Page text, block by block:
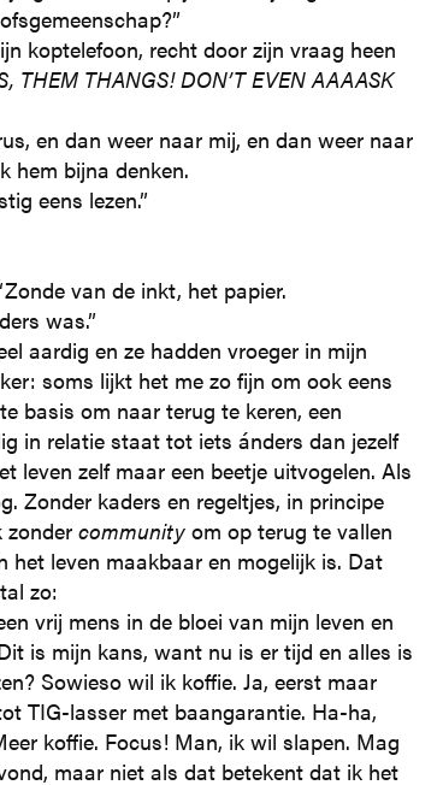
koptelefoon, recht door zijn vraag heen
THEM THANGS! DON’T EVEN AAAASK
en dan weer naar mij, en dan weer naar
hem bijna denken.
eens lezen.”
van de inkt, het papier.
was.”
aardig en ze hadden vroeger in mijn
soms lijkt het me zo fijn om ook eens
basis om naar terug te keren, een
in relatie staat tot iets ánders dan jezelf
leven zelf maar een beetje uitvogelen. Als
Zonder kaders en regeltjes, in principe
zondercommunity om op terug te vallen
leven maakbaar en mogelijk is. Dat
zo:
vrij mens in de bloei van mijn leven en
is mijn kans, want nu is er tijd en alles is
Sowieso wil ik koffie. Ja, eerst maar
TIG-lasser met baangarantie. Ha-ha,
koffie. Focus! Man, ik wil slapen. Mag
maar niet als dat betekent dat ik het